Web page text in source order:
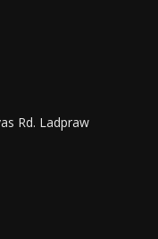
Rd. Ladpraw